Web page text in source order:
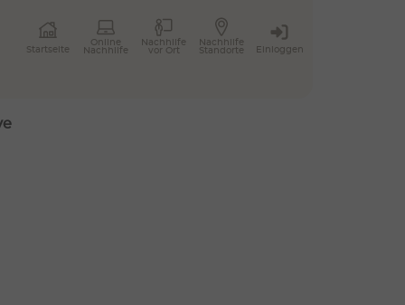
Startseite
Online
Nachhilfe
Nachhilfe
vor Ort
Nachhilfe
Standorte
Einloggen